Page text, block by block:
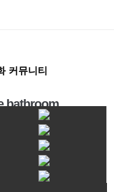
커뮤니티
bathroom